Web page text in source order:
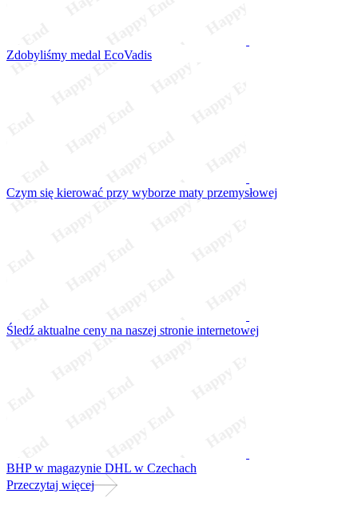
Zdobyliśmy medal EcoVadis
Czym się kierować przy wyborze maty przemysłowej
Śledź aktualne ceny na naszej stronie internetowej
BHP w magazynie DHL w Czechach
Przeczytaj więcej